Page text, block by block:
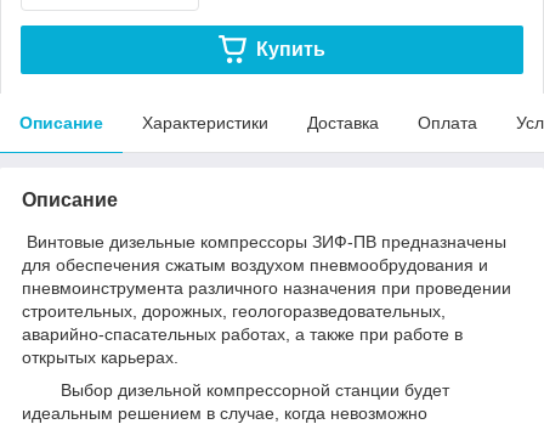
Купить
Описание Характеристики Доставка Оплата
Описание
Винтовые дизельные компрессоры ЗИФ-ПВ предназначены
для обеспечения сжатым воздухом пневмообрудования и
пневмоинструмента различного назначения при проведении
строительных, дорожных, геологоразведовательных,
аварийно-спасательных работах, а также при работе в
открытых карьерах.
Выбор дизельной компрессорной станции будет
идеальным решением в случае, когда невозможно